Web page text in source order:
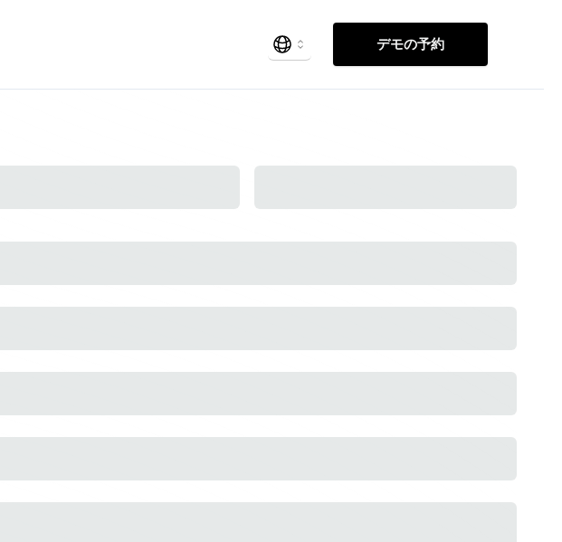
デモの予約